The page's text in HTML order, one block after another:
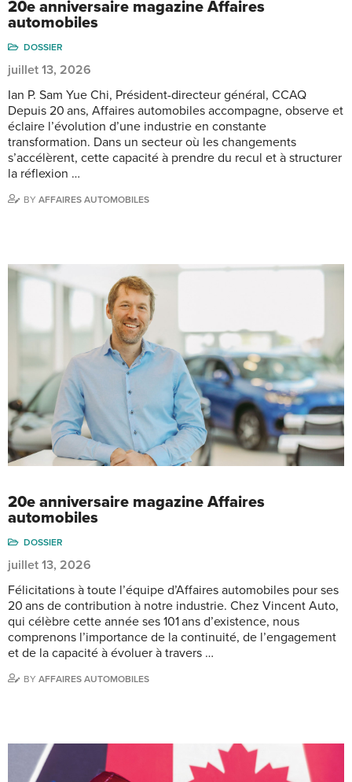
20e anniversaire magazine Affaires
automobiles
DOSSIER
juillet 13, 2026
Ian P. Sam Yue Chi, Président-directeur général, CCAQ
Depuis 20 ans, Affaires automobiles accompagne, observe et
éclaire l’évolution d’une industrie en constante
transformation. Dans un secteur où les changements
s’accélèrent, cette capacité à prendre du recul et à structurer
la réflexion …
BY AFFAIRES AUTOMOBILES
20e anniversaire magazine Affaires
automobiles
DOSSIER
juillet 13, 2026
Félicitations à toute l’équipe d’Affaires automobiles pour ses
20 ans de contribution à notre industrie. Chez Vincent Auto,
qui célèbre cette année ses 101 ans d’existence, nous
comprenons l’importance de la continuité, de l’engagement
et de la capacité à évoluer à travers …
BY AFFAIRES AUTOMOBILES